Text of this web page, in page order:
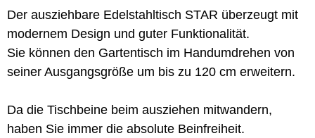
Der ausziehbare Edelstahltisch STAR überzeugt mit
modernem Design und guter Funktionalität.
Sie können den Gartentisch im Handumdrehen von
seiner Ausgangsgröße um bis zu 120 cm erweitern.
Da die Tischbeine beim ausziehen mitwandern,
haben Sie immer die absolute Beinfreiheit.